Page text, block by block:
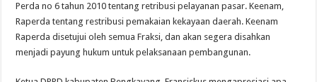
Perda no 6 tahun 2010 tentang retribusi pelayanan pasar. Keenam,
Raperda tentang restribusi pemakaian kekayaan daerah. Keenam
Raperda disetujui oleh semua Fraksi, dan akan segera disahkan
menjadi payung hukum untuk pelaksanaan pembangunan.